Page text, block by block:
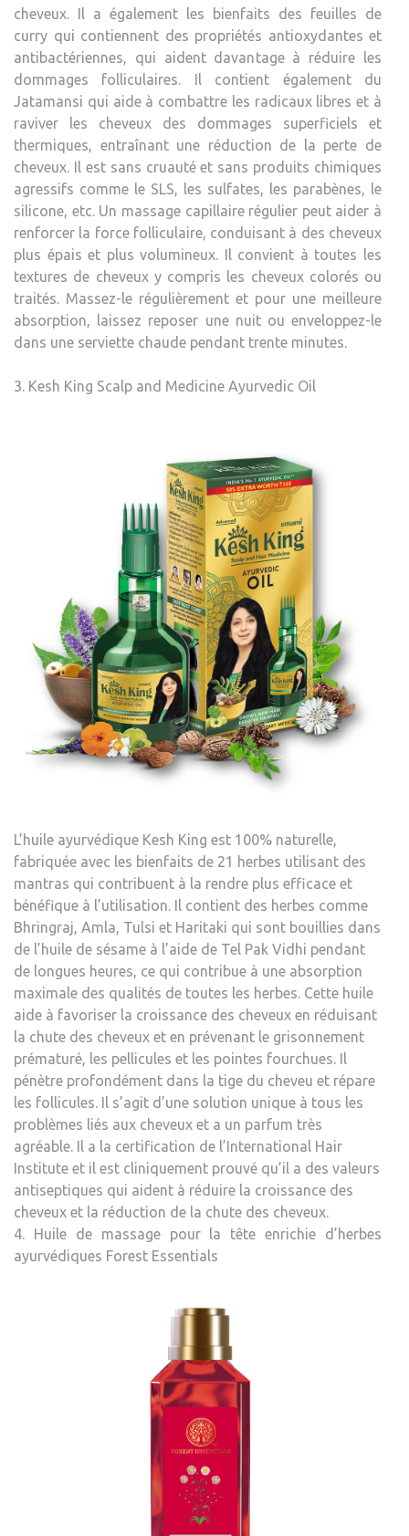
cheveux. Il a également les bienfaits des feuilles de
curry qui contiennent des propriétés antioxydantes et
antibactériennes, qui aident davantage à réduire les
dommages folliculaires. Il contient également du
Jatamansi qui aide à combattre les radicaux libres et à
raviver les cheveux des dommages superficiels et
thermiques, entraînant une réduction de la perte de
cheveux. Il est sans cruauté et sans produits chimiques
agressifs comme le SLS, les sulfates, les parabènes, le
silicone, etc. Un massage capillaire régulier peut aider à
renforcer la force folliculaire, conduisant à des cheveux
plus épais et plus volumineux. Il convient à toutes les
textures de cheveux y compris les cheveux colorés ou
traités. Massez-le régulièrement et pour une meilleure
absorption, laissez reposer une nuit ou enveloppez-le
dans une serviette chaude pendant trente minutes.
3. Kesh King Scalp and Medicine Ayurvedic Oil
L’huile ayurvédique Kesh King est 100% naturelle,
fabriquée avec les bienfaits de 21 herbes utilisant des
mantras qui contribuent à la rendre plus efficace et
bénéfique à l’utilisation. Il contient des herbes comme
Bhringraj, Amla, Tulsi et Haritaki qui sont bouillies dans
de l’huile de sésame à l’aide de Tel Pak Vidhi pendant
de longues heures, ce qui contribue à une absorption
maximale des qualités de toutes les herbes. Cette huile
aide à favoriser la croissance des cheveux en réduisant
la chute des cheveux et en prévenant le grisonnement
prématuré, les pellicules et les pointes fourchues. Il
pénètre profondément dans la tige du cheveu et répare
les follicules. Il s’agit d’une solution unique à tous les
problèmes liés aux cheveux et a un parfum très
agréable. Il a la certification de l’International Hair
Institute et il est cliniquement prouvé qu’il a des valeurs
antiseptiques qui aident à réduire la croissance des
cheveux et la réduction de la chute des cheveux.
4. Huile de massage pour la tête enrichie d’herbes
ayurvédiques Forest Essentials